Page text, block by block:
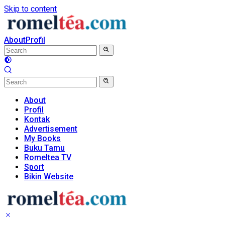
Skip to content
AboutProfil
About
Profil
Kontak
Advertisement
My Books
Buku Tamu
Romeltea TV
Sport
Bikin Website